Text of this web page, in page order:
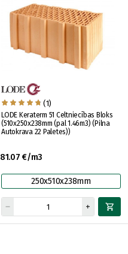
(1)
LODE Keraterm 51 Celtniecības Bloks
(510x250x238mm (pal 1.46m3) (Pilna
Autokrava 22 Paletes))
81.07 €/m3
250x510x238mm